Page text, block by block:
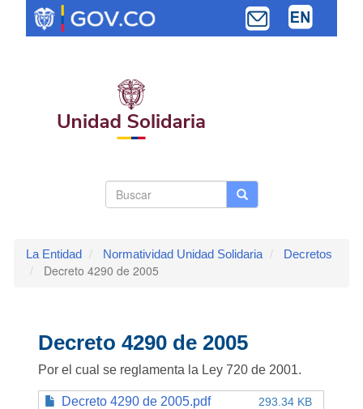
contenido
Buscar Buscar
La Entidad Normatividad Unidad Solidaria Decretos
Decreto 4290 de 2005
Decreto 4290 de 2005
Por el cual se reglamenta la Ley 720 de 2001.
Decreto 4290 de 2005.pdf 293.34 KB